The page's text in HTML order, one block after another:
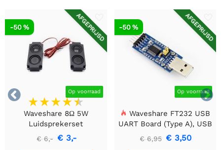


AFGEPRIJSD
Op voorraad
-50 %
Waveshare 8Ω 5W
Luidsprekerset
€ 6,- € 3,-
AFGEPRIJSD
Op voorraad
-50 %
Waveshare FT232 USB
UART Board (Type A), USB
naar TTL (UART)
Communicatiemodule
€ 6,95 € 3,50